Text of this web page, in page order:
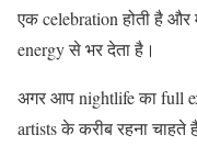
एक celebration होती है और
energy से भर देता है।
अगर आप nightlife का full
artists के करीब रहना चाहते